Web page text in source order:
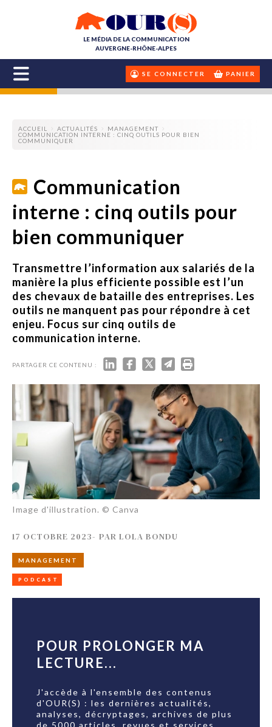
LE MÉDIA DE LA COMMUNICATION
AUVERGNE-RHÔNE-ALPES
SE CONNECTER PANIER
ACCUEIL ACTUALITÉS
MANAGEMENT
COMMUNICATION INTERNE : CINQ OUTILS POUR BIEN
COMMUNIQUER
Communication
interne : cinq outils pour
bien communiquer
Transmettre l’information aux salariés de la
manière la plus efficiente possible est l’un
des chevaux de bataille des entreprises. Les
outils ne manquent pas pour répondre à cet
enjeu. Focus sur cinq outils de
communication interne.
PARTAGER CE CONTENU :
Image d'illustration. © Canva
17 OCTOBRE 2023- PAR LOLA BONDU
MANAGEMENT
PODCAST
POUR PROLONGER MA
LECTURE...
J'accède à l'ensemble des contenus
d'OUR(S) : les dernières actualités,
analyses, décryptages, archives de plus
de 5000 articles, revues et services